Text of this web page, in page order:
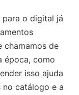
o digital já
chamamos de
época, como
isso ajuda
no catálogo e a